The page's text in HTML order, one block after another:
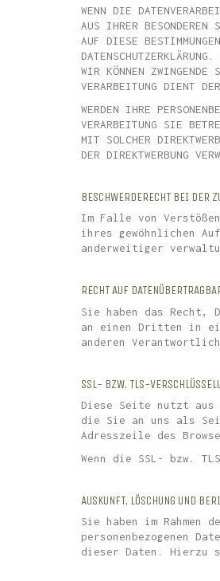
WENN DIE
AUS IHRER BESONDEREN
AUF DIESE
WIR KÖNNEN
VERARBEITUNG DIENT
WERDEN IHRE
VERARBEITUNG SIE
MIT SOLCHER
DER DIREKTWERBUNG
BESCHWERDERECHT BEI DER
Im Falle von
ihres gewöhnlichen
anderweitiger
RECHT AUF
Sie haben das
an einen Dritten in
anderen
SSL- BZW. TLS-
Diese Seite nutzt aus
die Sie an uns als
Adresszeile des
Wenn die SSL- bzw.
AUSKUNFT, LÖSCHUNG UND
Sie haben im
personenbezogenen
dieser Daten. Hierzu